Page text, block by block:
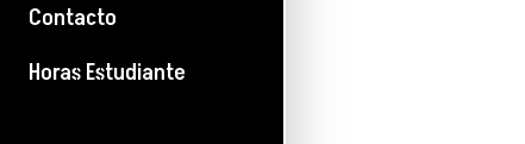
Contacto
Horas Estudiante